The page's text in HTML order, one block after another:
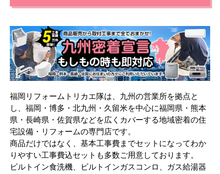
福岡リフォームトリカエ隊は、九州の営業所を拠点と
し、福岡・博多・北九州・久留米を中心に福岡県・熊本
県・長崎県・佐賀県などを広くカバーする地域密着の住
宅設備・リフォームの専門店です。
商品だけではなく、基本工事費までセットになってわか
りやすい工事費込セットも多数ご用意しております。
ビルトイン食洗機、ビルトインガスコンロ、ガス給湯器